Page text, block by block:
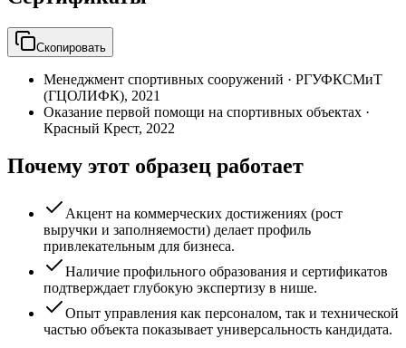
Скопировать
Менеджмент спортивных сооружений · РГУФКСМиТ
(ГЦОЛИФК), 2021
Оказание первой помощи на спортивных объектах ·
Красный Крест, 2022
Почему этот образец работает
Акцент на коммерческих достижениях (рост
выручки и заполняемости) делает профиль
привлекательным для бизнеса.
Наличие профильного образования и сертификатов
подтверждает глубокую экспертизу в нише.
Опыт управления как персоналом, так и технической
частью объекта показывает универсальность кандидата.